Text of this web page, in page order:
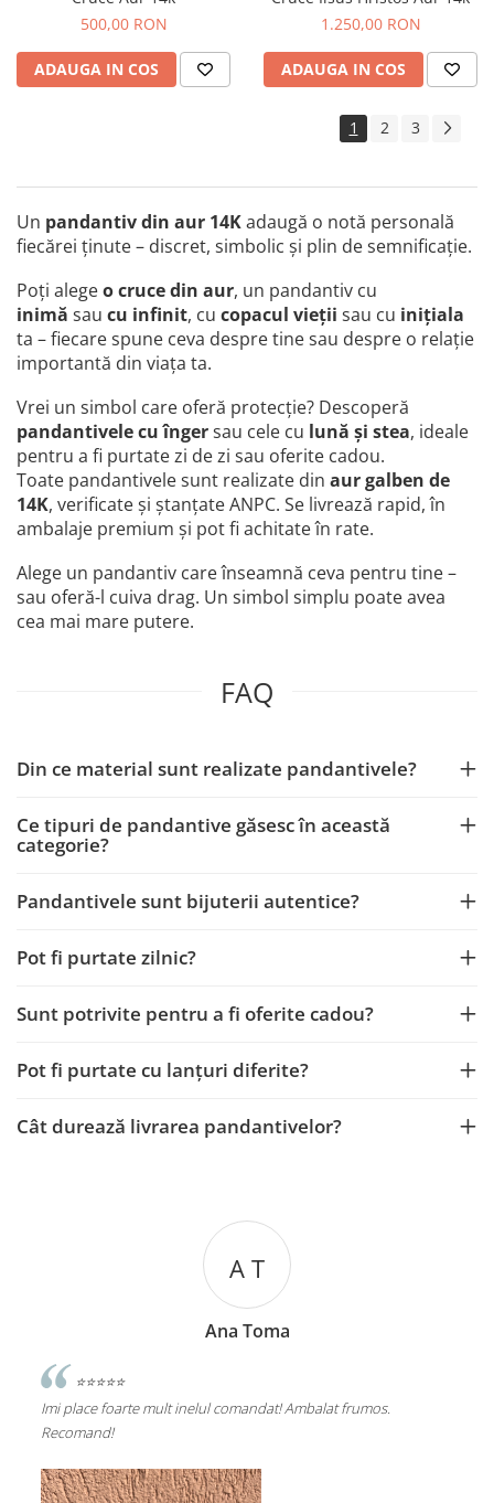
500,00 RON
ADAUGA IN COS
1.250,00 RON
ADAUGA IN COS
1 2 3
Un pandantiv din aur 14Kadaugă o notă personală
fiecărei ținute – discret, simbolic și plin de semnificație.
Poți alegeocruce din aur, un pandantiv cu
inimă sau cu infinit, cu copacul vieții sau cu inițiala
ta – fiecare spune ceva despre tine sau despre o relație
importantă din viața ta.
Vrei un simbol care oferă protecție? Descoperă
pandantivele cu îngersau cele cu lună și stea, ideale
pentru a fi purtate zi de zi sau oferite cadou.
Toate pandantivele sunt realizate din aur galben de
14K, verificate și ștanțate ANPC. Se livrează rapid, în
ambalaje premium și pot fi achitate în rate.
Alege un pandantiv care înseamnă ceva pentru tine –
sau oferă-l cuiva drag. Un simbol simplu poate avea
cea mai mare putere.
FAQ
Din ce material sunt realizate pandantivele?
Ce tipuri de pandantive găsesc în această
categorie?
Pandantivele sunt bijuterii autentice?
Pot fi purtate zilnic?
Sunt potrivite pentru a fi oferite cadou?
Pot fi purtate cu lanțuri diferite?
Cât durează livrarea pandantivelor?
Ambalat frumos.
Bolboaca Sabangeanu
O brățară finuta , de calitate perfecta la o